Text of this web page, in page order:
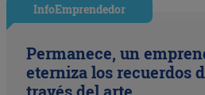
InfoEmprendedor
Permanece, un
eterniza los recuerdos
través del arte